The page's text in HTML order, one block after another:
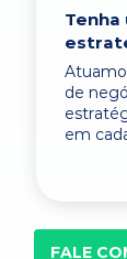
Tenha
de
em
FALE